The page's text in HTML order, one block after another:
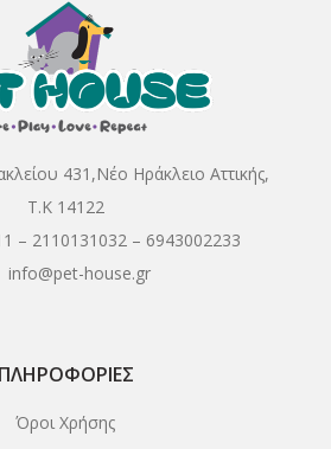
431,Νέο Ηράκλειο Αττικής,
Τ.Κ 14122
– 2110131032 – 6943002233
info@pet-house.gr
ΠΛΗΡΟΦΟΡΊΕΣ
Όροι Χρήσης